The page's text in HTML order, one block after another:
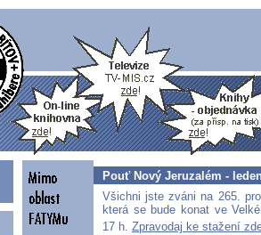
Pouť Nový Jeruzalém -
Všichni jste zváni na 265.
která se bude konat ve
17 h. Zpravodaj ke stažení